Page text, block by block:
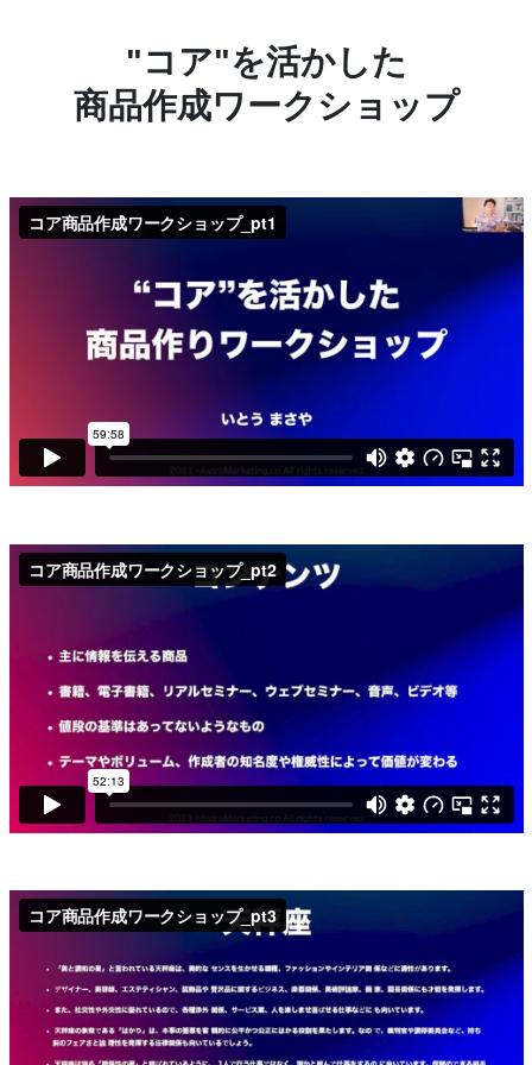
"コア"を活かした
商品作成ワークショップ